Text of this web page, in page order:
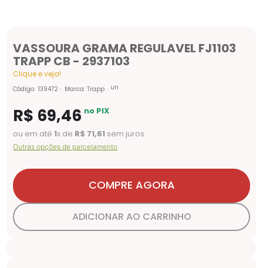
VASSOURA GRAMA REGULAVEL FJ1103
TRAPP CB - 2937103
Clique e veja!
Código: 139472 Marca:Trapp un
R$ 69,46 no PIX
ou em até1x de R$ 71,61 sem juros
Outras opções de parcelamento
COMPRE AGORA
ADICIONAR AO CARRINHO